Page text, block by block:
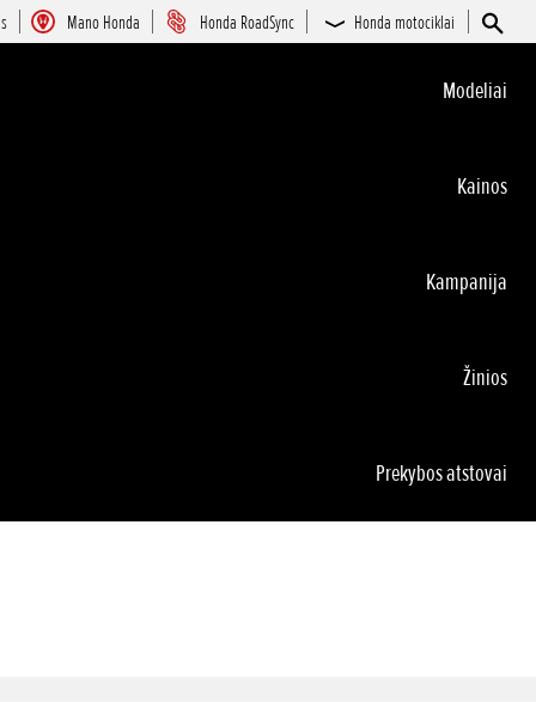
Mano Honda Honda RoadSync Honda motociklai
Modeliai
Kainos
Kampanija
Žinios
Prekybos atstovai